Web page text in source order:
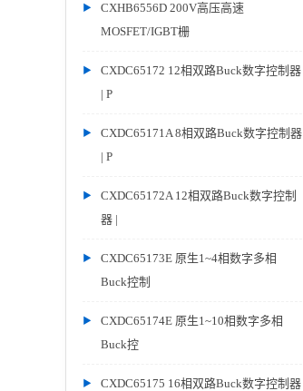
CXHB6556D 200V高压高速
MOSFET/IGBT栅
CXDC65172 12相双路Buck数字控制器
| P
CXDC65171A 8相双路Buck数字控制器
| P
CXDC65172A 12相双路Buck数字控制
器 |
CXDC65173E 原生1~4相数字多相
Buck控制
CXDC65174E 原生1~10相数字多相
Buck控
CXDC65175 16相双路Buck数字控制器